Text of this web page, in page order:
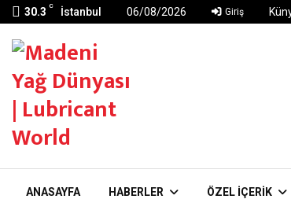
30.3 C İstanbul 06/08/2026 Giriş
ANASAYFA HABERLER ÖZEL İÇERIK